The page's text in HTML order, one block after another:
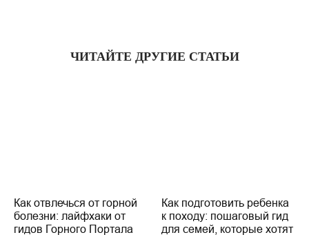
ЧИТАЙТЕ ДРУГИЕ СТАТЬИ
Как отвлечься от горной
болезни: лайфхаки от
гидов Горного Портала
Как подготовить ребенка
к походу: пошаговый гид
для семей, которые хотят